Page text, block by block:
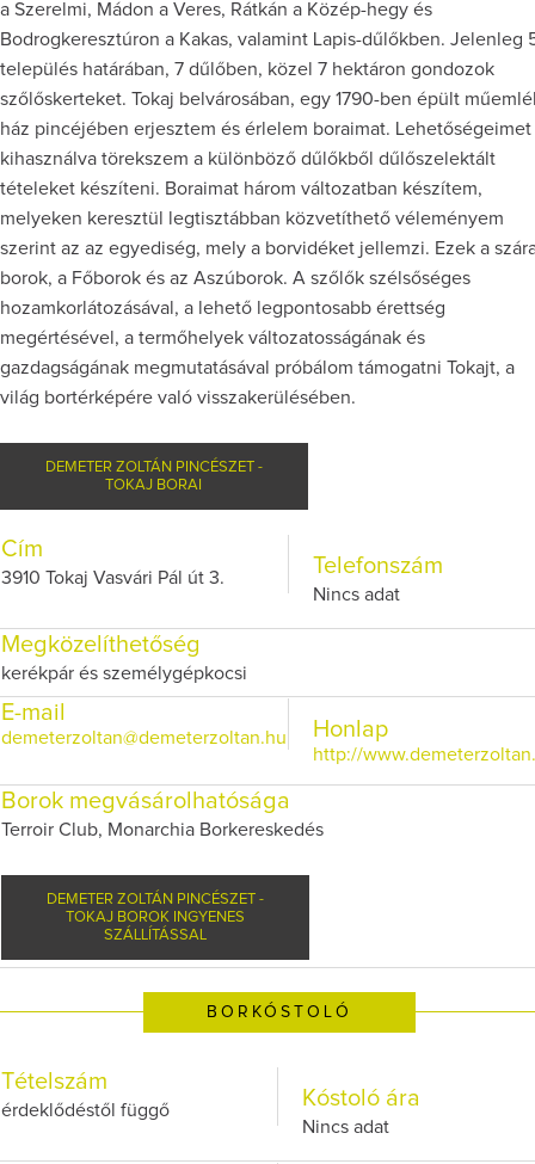
a Szerelmi, Mádon a Veres, Rátkán a Közép-hegy és
Bodrogkeresztúron a Kakas, valamint Lapis-dűlőkben. Jelenleg
település határában, 7 dűlőben, közel 7 hektáron gondozok
szőlőskerteket. Tokaj belvárosában, egy 1790-ben épült
ház pincéjében erjesztem és érlelem boraimat. Lehetőségeimet
kihasználva törekszem a különböző dűlőkből dűlőszelektált
tételeket készíteni. Boraimat három változatban készítem,
melyeken keresztül legtisztábban közvetíthető véleményem
szerint az az egyediség, mely a borvidéket jellemzi. Ezek a
borok, a Főborok és az Aszúborok. A szőlők szélsőséges
hozamkorlátozásával, a lehető legpontosabb érettség
megértésével, a termőhelyek változatosságának és
gazdagságának megmutatásával próbálom támogatni Tokajt, a
világ bortérképére való visszakerülésében.
DEMETER ZOLTÁN PINCÉSZET -
TOKAJ BORAI
Cím
3910 Tokaj Vasvári Pál út 3. Telefonszám
Nincs adat
Megközelíthetőség
kerékpár és személygépkocsi
E-mail
demeterzoltan@demeterzoltan.hu Honlap
http://
Borok megvásárolhatósága
Terroir Club, Monarchia Borkereskedés
DEMETER ZOLTÁN PINCÉSZET -
TOKAJ BOROK INGYENES
SZÁLLÍTÁSSAL
BORKÓSTOLÓ
Tételszám
érdeklődéstől függő Kóstoló ára
Nincs adat